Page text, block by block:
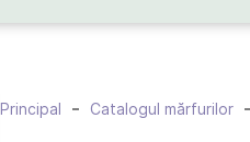
Principal Catalogul mărfurilor